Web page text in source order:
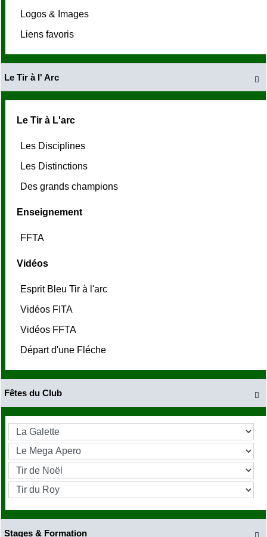
Logos & Images
Liens favoris

Le Tir à l' Arc
Le Tir à L'arc
Les Disciplines
Les Distinctions
Des grands champions
Enseignement
FFTA
Vidéos
Esprit Bleu Tir à l'arc
Vidéos FITA
Vidéos FFTA
Départ d'une Fléche

Fêtes du Club
Stages & Formation